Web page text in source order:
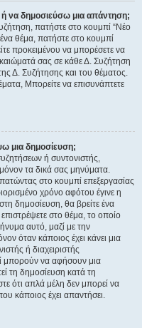
να δημοσιεύσω μια απάντηση;
πατήστε στο κουμπί “Νέο
θέμα, πατήστε στο κουμπί
προκειμένου να μπορέσετε να
σας σε κάθε Δ. Συζήτηση
Δ. Συζήτησης και του θέματος.
Μπορείτε να επισυνάπτετε
μια δημοσίευση;
ή συντονιστής,
μόνον τα δικά σας μηνύματα.
στο κουμπί επεξεργασίας
χρόνο αφότου έγινε η
δημοσίευση, θα βρείτε ένα
στο θέμα, το οποίο
αυτό, μαζί με την
όταν κάποιος έχει κάνει μια
ή διαχειριστής
μπορούν να αφήσουν μια
τη δημοσίευση κατά τη
ότι απλά μέλη δεν μπορεί να
κάποιος έχει απαντήσει.